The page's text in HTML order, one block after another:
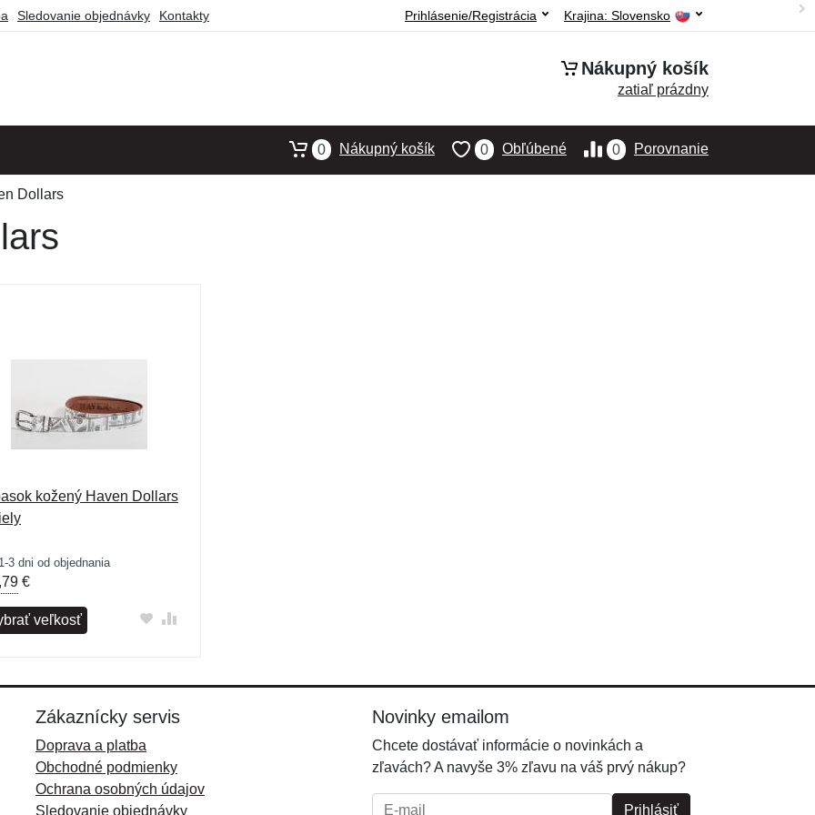
Sledovanie objednávky Kontakty Krajina: Slovensko
Prihlásenie/Registrácia
Nákupný košík
zatiaľ prázdny
0 Porovnanie
0 Obľúbené
0 Nákupný košík
Dollars
kožený Haven Dollars
3 dni od objednania
€
veľkosť
Zákaznícky servis
Doprava a platba
Obchodné podmienky
Ochrana osobných údajov
Sledovanie objednávky
Novinky emailom
Chcete dostávať informácie o novinkách a
zľavách? A navyše 3% zľavu na váš prvý nákup?
E-mail: Prihlásiť